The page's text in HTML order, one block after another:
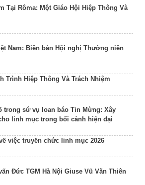
Tại Rôma: Một Giáo Hội Hiệp Thông Và
Nam: Biên bản Hội nghị Thường niên
Trình Hiệp Thông Và Trách Nhiệm
trong sứ vụ loan báo Tin Mừng: Xây
linh mục trong bối cảnh hiện đại
việc truyền chức linh mục 2026
Đức TGM Hà Nội Giuse Vũ Văn Thiên